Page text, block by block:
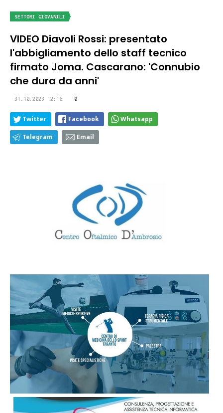
SETTORI GIOVANILI
VIDEO Diavoli Rossi: presentato
l'abbigliamento dello staff tecnico
firmato Joma. Cascarano: 'Connubio
che dura da anni'
31.10.2023 12:16 0
Twitter Facebook Whatsapp
Telegram Email